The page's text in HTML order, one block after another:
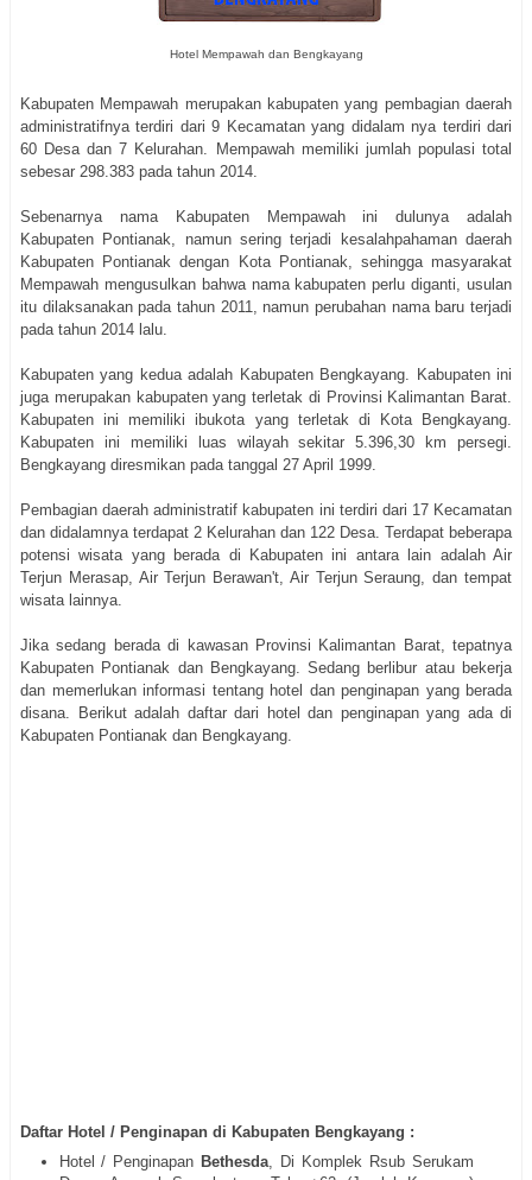
Hotel Mempawah dan Bengkayang
Kabupaten Mempawah merupakan kabupaten yang pembagian daerah
administratifnya terdiri dari 9 Kecamatan yang didalam nya terdiri dari
60 Desa dan 7 Kelurahan. Mempawah memiliki jumlah populasi total
sebesar 298.383 pada tahun 2014.
Sebenarnya nama Kabupaten Mempawah ini dulunya adalah
Kabupaten Pontianak, namun sering terjadi kesalahpahaman daerah
Kabupaten Pontianak dengan Kota Pontianak, sehingga masyarakat
Mempawah mengusulkan bahwa nama kabupaten perlu diganti, usulan
itu dilaksanakan pada tahun 2011, namun perubahan nama baru terjadi
pada tahun 2014 lalu.
Kabupaten yang kedua adalah Kabupaten Bengkayang. Kabupaten ini
juga merupakan kabupaten yang terletak di Provinsi Kalimantan Barat.
Kabupaten ini memiliki ibukota yang terletak di Kota Bengkayang.
Kabupaten ini memiliki luas wilayah sekitar 5.396,30 km persegi.
Bengkayang diresmikan pada tanggal 27 April 1999.
Pembagian daerah administratif kabupaten ini terdiri dari 17 Kecamatan
dan didalamnya terdapat 2 Kelurahan dan 122 Desa. Terdapat beberapa
potensi wisata yang berada di Kabupaten ini antara lain adalah Air
Terjun Merasap, Air Terjun Berawan't, Air Terjun Seraung, dan tempat
wisata lainnya.
Jika sedang berada di kawasan Provinsi Kalimantan Barat, tepatnya
Kabupaten Pontianak dan Bengkayang. Sedang berlibur atau bekerja
dan memerlukan informasi tentang hotel dan penginapan yang berada
disana. Berikut adalah daftar dari hotel dan penginapan yang ada di
Kabupaten Pontianak dan Bengkayang.
Daftar Hotel / Penginapan di Kabupaten Bengkayang :
Hotel / Penginapan Bethesda , Di Komplek Rsub Serukam